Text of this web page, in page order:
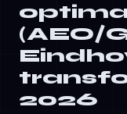
(AEO/
2026